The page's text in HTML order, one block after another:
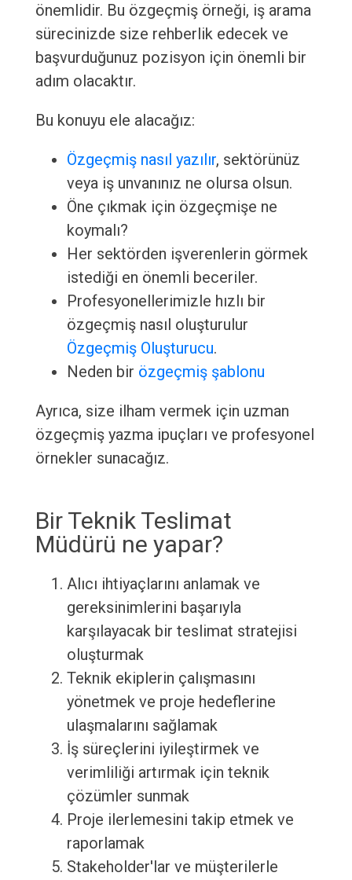
önemlidir. Bu özgeçmiş örneği, iş arama
sürecinizde size rehberlik edecek ve
başvurduğunuz pozisyon için önemli bir
adım olacaktır.
Bu konuyu ele alacağız:
Özgeçmiş nasıl yazılır, sektörünüz
veya iş unvanınız ne olursa olsun.
Öne çıkmak için özgeçmişe ne
koymalı?
Her sektörden işverenlerin görmek
istediği en önemli beceriler.
Profesyonellerimizle hızlı bir
özgeçmiş nasıl oluşturulur
Özgeçmiş Oluşturucu.
Neden bir özgeçmiş şablonu
Ayrıca, size ilham vermek için uzman
özgeçmiş yazma ipuçları ve profesyonel
örnekler sunacağız.
Bir Teknik Teslimat
Müdürü ne yapar?
Alıcı ihtiyaçlarını anlamak ve
gereksinimlerini başarıyla
karşılayacak bir teslimat stratejisi
oluşturmak
Teknik ekiplerin çalışmasını
yönetmek ve proje hedeflerine
ulaşmalarını sağlamak
İş süreçlerini iyileştirmek ve
verimliliği artırmak için teknik
çözümler sunmak
Proje ilerlemesini takip etmek ve
raporlamak
Stakeholder'lar ve müşterilerle